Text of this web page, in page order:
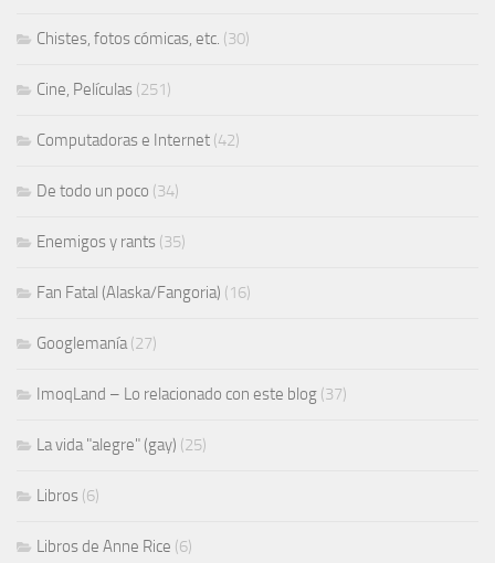
Chistes, fotos cómicas, etc. (30)
Cine, Películas (251)
Computadoras e Internet (42)
De todo un poco (34)
Enemigos y rants (35)
Fan Fatal (Alaska/Fangoria) (16)
Googlemanía(27)
ImoqLand – Lo relacionado con este blog (37)
La vida "alegre" (gay) (25)
Libros (6)
Libros de Anne Rice (6)